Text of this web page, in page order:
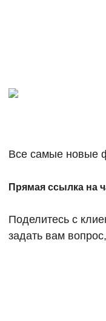
Все самые новые
Прямая ссылка на
Поделитесь с
задать вам